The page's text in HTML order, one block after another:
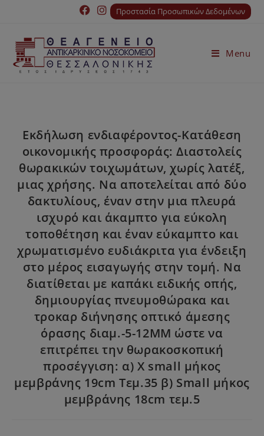
Προστασία Προσωπικών Δεδομένων
Menu
Εκδήλωση ενδιαφέροντος-Κατάθεση
οικονομικής προσφοράς: Διαστολείς
θωρακικών τοιχωμάτων, χωρίς λατέξ,
μιας χρήσης. Να αποτελείται από δύο
δακτυλίους, έναν στην μια πλευρά
ισχυρό και άκαμπτο για εύκολη
τοποθέτηση και έναν εύκαμπτο και
χρωματισμένο ευδιάκριτα για ένδειξη
στο μέρος εισαγωγής στην τομή. Να
διατίθεται με καπάκι ειδικής οπής,
δημιουργίας πνευμοθώρακα και
τροκαρ διήνησης οπτικό άμεσης
όρασης διαμ.-5-12ΜΜ ώστε να
επιτρέπει την θωρακοσκοπική
προσέγγιση: α) X small μήκος
μεμβράνης 19cm Τεμ.35 β) Small μήκος
μεμβράνης 18cm τεμ.5